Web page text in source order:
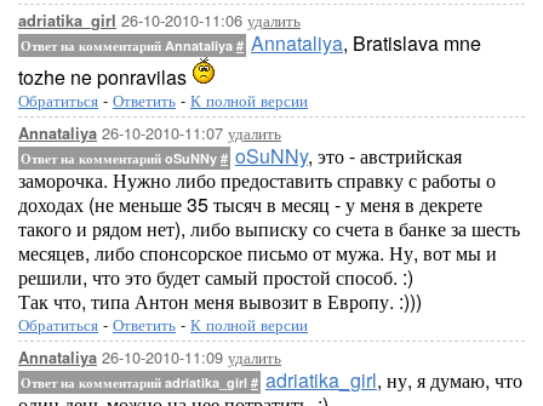
adriatika_girl 26-10-2010-11:06 удалить
Ответ на комментарий Annataliya # Annataliya, Bratislava mne
tozhe ne ponravilas
Обратиться - Ответить - К полной версии
Annataliya 26-10-2010-11:07 удалить
Ответ на комментарий oSuNNy # oSuNNy, это - австрийская
заморочка. Нужно либо предоставить справку с работы о
доходах (не меньше 35 тысяч в месяц - у меня в декрете
такого и рядом нет), либо выписку со счета в банке за шесть
месяцев, либо спонсорское письмо от мужа. Ну, вот мы и
решили, что это будет самый простой способ. :)
Так что, типа Антон меня вывозит в Европу. :)))
Обратиться - Ответить - К полной версии
Annataliya 26-10-2010-11:09 удалить
Ответ на комментарий adriatika_girl # adriatika_girl, ну, я думаю, что